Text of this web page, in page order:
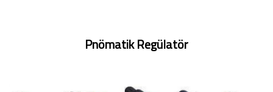
Pnömatik Regülatör